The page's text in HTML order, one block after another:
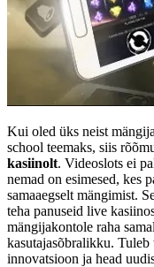
Kui oled üks neist
school teemaks, siis
kasiinolt. Videoslots ei
nemad on esimesed, kes
samaaegselt mängimist.
teha panuseid live
mängijakontole raha
kasutajasõbralikku. Tuleb
innovatsioon ja head